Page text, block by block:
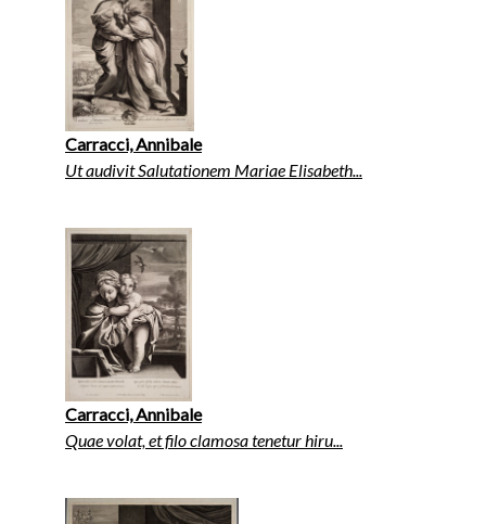
Carracci, Annibale
Ut audivit Salutationem Mariae Elisabeth...
Carracci, Annibale
Quae volat, et filo clamosa tenetur hiru...